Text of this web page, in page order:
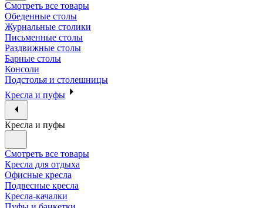
Смотреть все товары
Обеденные столы
Журнальные столики
Письменные столы
Раздвижные столы
Барные столы
Консоли
Подстолья и столешницы
Кресла и пуфы
Кресла и пуфы
Смотреть все товары
Кресла для отдыха
Офисные кресла
Подвесные кресла
Кресла-качалки